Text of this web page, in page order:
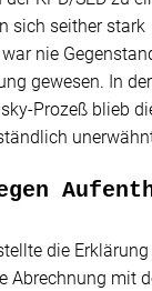
sich seither stark
nie
gewesen. In der
Prozeß blieb
die
Abrechnung mit